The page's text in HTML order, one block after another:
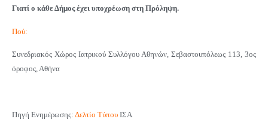
Γιατί ο κάθε Δήμος έχει υποχρέωση στη Πρόληψη.
Πού:
Συνεδριακός Χώρος Ιατρικού Συλλόγου Αθηνών, Σεβαστουπόλεως 113, 3ος
όροφος, Αθήνα
Πηγή Ενημέρωσης: Δελτίο Τύπου ΙΣΑ